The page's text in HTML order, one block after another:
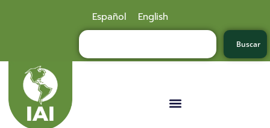
Español English
Buscar